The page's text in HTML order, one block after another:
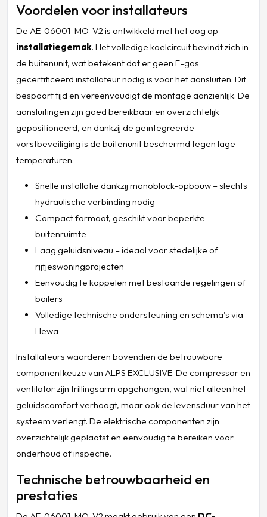
Voordelen voor installateurs
De AE-06001-MO-V2 is ontwikkeld met het oog op
installatiegemak. Het volledige koelcircuit bevindt zich in
de buitenunit, wat betekent dat er geen F-gas
gecertificeerd installateur nodig is voor het aansluiten. Dit
bespaart tijd en vereenvoudigt de montage aanzienlijk. De
aansluitingen zijn goed bereikbaar en overzichtelijk
gepositioneerd, en dankzij de geïntegreerde
vorstbeveiliging is de buitenunit beschermd tegen lage
temperaturen.
Snelle installatie dankzij monoblock-opbouw – slechts
hydraulische verbinding nodig
Compact formaat, geschikt voor beperkte
buitenruimte
Laag geluidsniveau – ideaal voor stedelijke of
rijtjeswoningprojecten
Eenvoudig te koppelen met bestaande regelingen of
boilers
Volledige technische ondersteuning en schema’s via
Hewa
Installateurs waarderen bovendien de betrouwbare
componentkeuze van ALPS EXCLUSIVE. De compressor en
ventilator zijn trillingsarm opgehangen, wat niet alleen het
geluidscomfort verhoogt, maar ook de levensduur van het
systeem verlengt. De elektrische componenten zijn
overzichtelijk geplaatst en eenvoudig te bereiken voor
onderhoud of inspectie.
Technische betrouwbaarheid en
prestaties